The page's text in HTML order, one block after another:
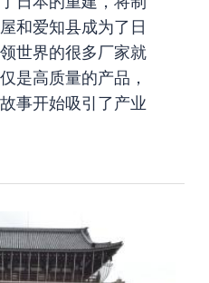
和爱知县成为了日
世界的很多厂家就
是高质量的产品，
事开始吸引了产业